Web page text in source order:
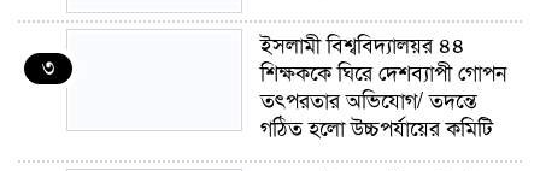
৩
ইসলামী বিশ্ববিদ্যালয়র ৪৪
শিক্ষককে ঘিরে দেশব্যাপী গোপন
তৎপরতার অভিযোগ/ তদন্তে
গঠিত হলো উচ্চপর্যায়ের কমিটি